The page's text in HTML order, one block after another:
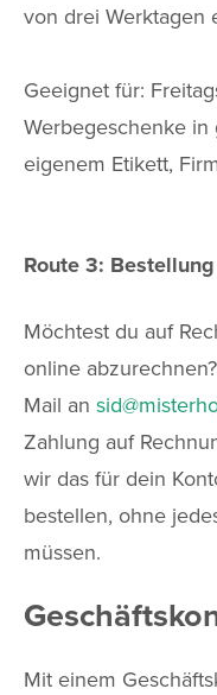
von drei Werktagen
Geeignet für:
Werbegeschenke
eigenem Etikett,
Route 3:
Möchtest du auf
online
Mail an
Zahlung auf
wir das für dein
bestellen, ohne
müssen.
Mit einem